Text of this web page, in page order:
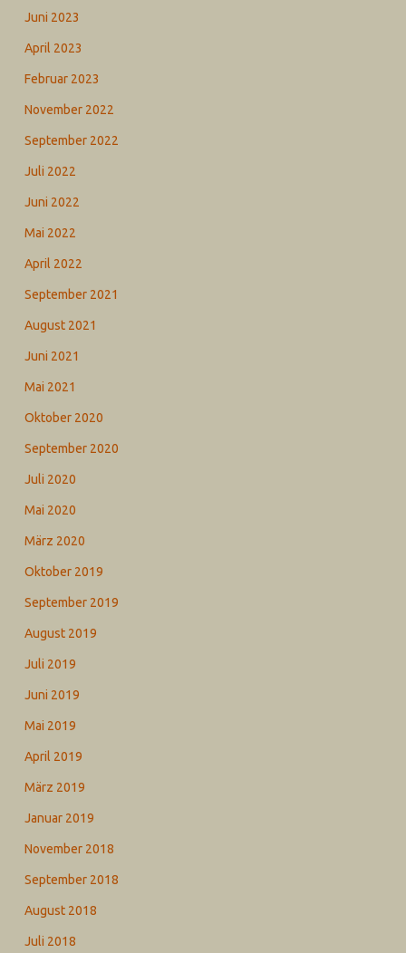
Juni 2023
April 2023
Februar 2023
November 2022
September 2022
Juli 2022
Juni 2022
Mai 2022
April 2022
September 2021
August 2021
Juni 2021
Mai 2021
Oktober 2020
September 2020
Juli 2020
Mai 2020
März 2020
Oktober 2019
September 2019
August 2019
Juli 2019
Juni 2019
Mai 2019
April 2019
März 2019
Januar 2019
November 2018
September 2018
August 2018
Juli 2018